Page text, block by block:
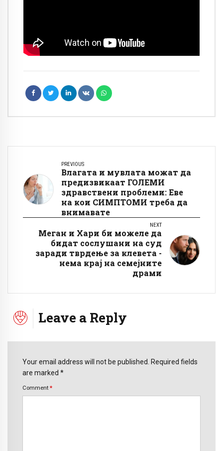
PREVIOUS
Влагата и мувлата можат да
предизвикаат ГОЛЕМИ
здравствени проблеми: Еве
на кои СИМПТОМИ треба да
внимавате
NEXT
Меган и Хари би можеле да
бидат сослушани на суд
заради тврдење за клевета -
нема крај на семејните
драми
Leave a Reply
Your email address will not be published. Required fields
are marked *
Comment *